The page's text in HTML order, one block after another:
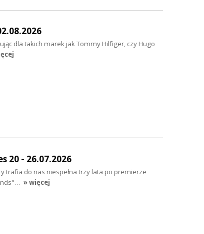
dla takich marek jak Tommy Hilfiger, czy Hugo
20 - 26.07.2026
trafia do nas niespełna trzy lata po premierze
» więcej